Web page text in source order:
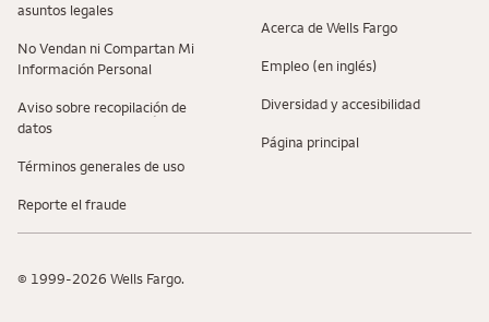
asuntos legales
No Vendan ni Compartan Mi
Información Personal
Aviso sobre recopilaciؚón de
datos
Términos generales de uso
Reporte el fraude
Acerca de Wells Fargo
Empleo (en inglés)
Diversidad y accesibilidad
Página principal
© 1999-2026 Wells Fargo.